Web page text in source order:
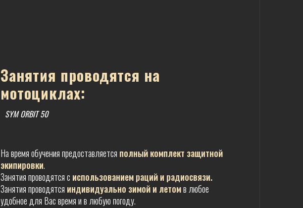
Занятия проводятся на
мотоциклах:
SYM ORBIT 50
На время обучения предоставляется полный комплект защитной
экипировки.
Занятия проводятся с использованием раций и радиосвязи.
Занятия проводятся индивидуально зимой и летомв любое
удобное для Вас время и в любую погоду.